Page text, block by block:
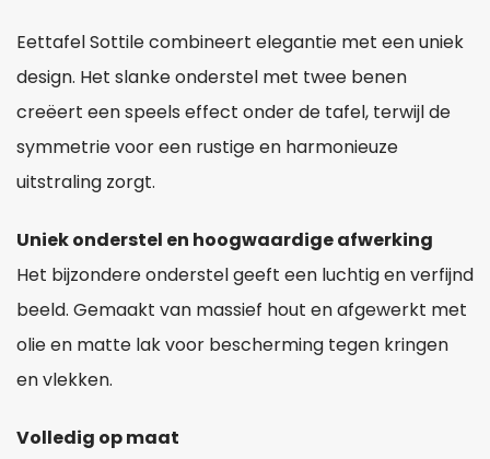
Eettafel Sottile combineert elegantie met een uniek
design. Het slanke onderstel met twee benen
creëert een speels effect onder de tafel, terwijl de
symmetrie voor een rustige en harmonieuze
uitstraling zorgt.
Uniek onderstel en hoogwaardige afwerking
Het bijzondere onderstel geeft een luchtig en verfijnd
beeld. Gemaakt van massief hout en afgewerkt met
olie en matte lak voor bescherming tegen kringen
en vlekken.
Volledig op maat